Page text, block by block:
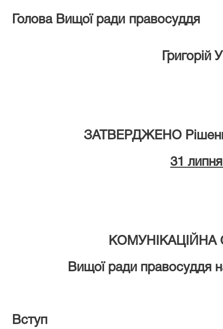
Голова Вищої
Григорій
ЗАТВЕРДЖЕНО
31
КОМУНІКАЦІЙНА
Вищої ради правосуддя
Вступ